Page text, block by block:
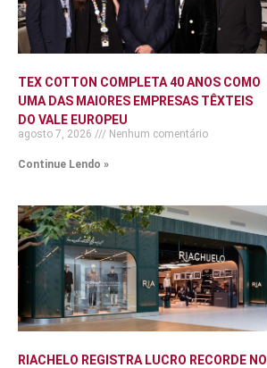
TEX COTTON COMPLETA 40 ANOS COMO
UMA DAS MAIORES EMPRESAS TÊXTEIS
DO VALE EUROPEU
agosto 7, 2026 Nenhum comentário
Continue Lendo »
RIACHELO REGISTRA LUCRO RECORDE NO